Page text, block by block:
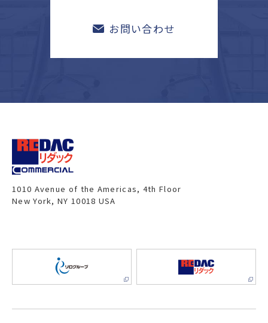
お問い合わせ
1010 Avenue of the Americas, 4th Floor
New York, NY 10018 USA